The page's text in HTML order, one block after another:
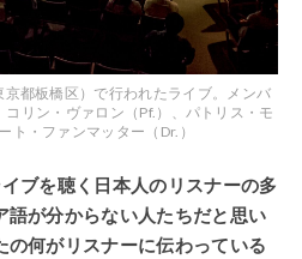
京都板橋区）で行われたライブ。メンバ
リン・ヴァロン（Pf.）、パトリス・モ
ト・ファンマッター（Dr.）
ブを聴く日本人のリスナーの多
語が分からない人たちだと思い
の何がリスナーに伝わっている